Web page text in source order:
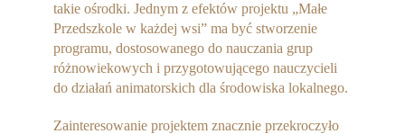
takie ośrodki. Jednym z efektów projektu „Małe
Przedszkole w każdej wsi” ma być stworzenie
programu, dostosowanego do nauczania grup
różnowiekowych i przygotowującego nauczycieli
do działań animatorskich dla środowiska lokalnego.
Zainteresowanie projektem znacznie przekroczyło